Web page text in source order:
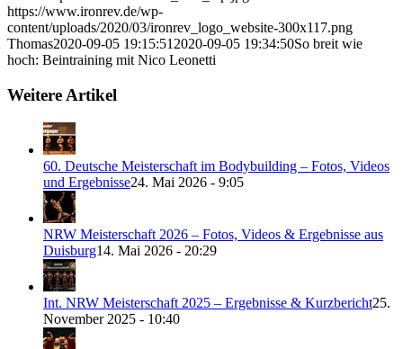
https://www.ironrev.de/wp-
content/uploads/2020/03/ironrev_logo_website-300x117.png
Thomas2020-09-05 19:15:51 2020-09-05 19:34:50So breit wie
hoch: Beintraining mit Nico Leonetti
Weitere Artikel
60. Deutsche Meisterschaft im Bodybuilding – Fotos, Videos
und Ergebnisse24. Mai 2026 - 9:05
NRW Meisterschaft 2026 – Fotos, Videos & Ergebnisse aus
Duisburg14. Mai 2026 - 20:29
Int. NRW Meisterschaft 2025 – Ergebnisse & Kurzbericht25.
November 2025 - 10:40